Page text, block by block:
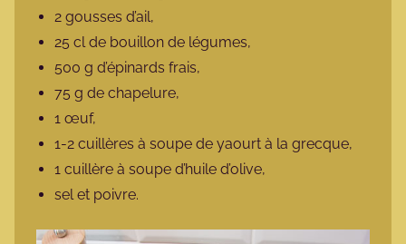
2 gousses d’ail,
25 cl de bouillon de légumes,
500 g d’épinards frais,
75 g de chapelure,
1 œuf,
1-2 cuillères à soupe de yaourt à la grecque,
1 cuillère à soupe d’huile d’olive,
sel et poivre.